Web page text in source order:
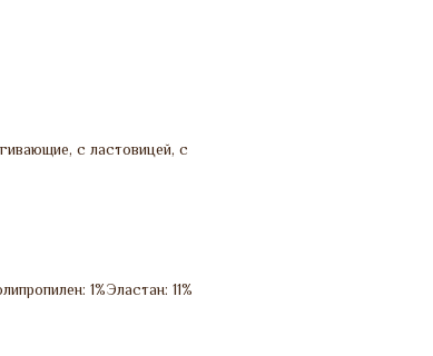
с ластовицей, с
1%Эластан: 11%